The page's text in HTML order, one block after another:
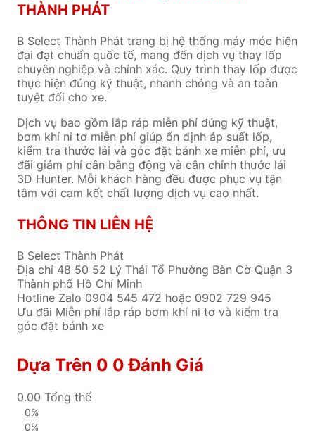
THÀNH PHÁT
B Select Thành Phát trang bị hệ thống máy móc hiện
đại đạt chuẩn quốc tế, mang đến dịch vụ thay lốp
chuyên nghiệp và chính xác. Quy trình thay lốp được
thực hiện đúng kỹ thuật, nhanh chóng và an toàn
tuyệt đối cho xe.
Dịch vụ bao gồm lắp ráp miễn phí đúng kỹ thuật,
bơm khí ni tơ miễn phí giúp ổn định áp suất lốp,
kiểm tra thước lái và góc đặt bánh xe miễn phí, ưu
đãi giảm phí cân bằng động và cân chỉnh thước lái
3D Hunter. Mỗi khách hàng đều được phục vụ tận
tâm với cam kết chất lượng dịch vụ cao nhất.
THÔNG TIN LIÊN HỆ
B Select Thành Phát
Địa chỉ 48 50 52 Lý Thái Tổ Phường Bàn Cờ Quận 3
Thành phố Hồ Chí Minh
Hotline Zalo 0904 545 472 hoặc 0902 729 945
Ưu đãi Miễn phí lắp ráp bơm khí ni tơ và kiểm tra
góc đặt bánh xe
Dựa Trên 0 0 Đánh Giá
0.00 Tổng thể
0%
0%